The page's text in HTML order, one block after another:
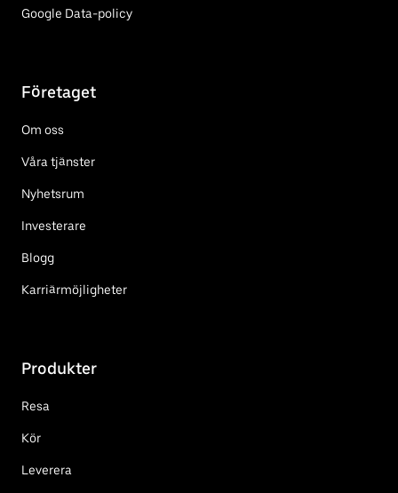
Google Data-policy
Företaget
Om oss
Våra tjänster
Nyhetsrum
Investerare
Blogg
Karriärmöjligheter
Produkter
Resa
Kör
Leverera